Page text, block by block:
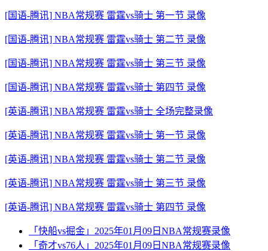
[国语-腾讯] NBA常规赛 雷霆vs骑士 第一节 录像
[国语-腾讯] NBA常规赛 雷霆vs骑士 第二节 录像
[国语-腾讯] NBA常规赛 雷霆vs骑士 第三节 录像
[国语-腾讯] NBA常规赛 雷霆vs骑士 第四节 录像
[英语-腾讯] NBA常规赛 雷霆vs骑士 全场完整录像
[英语-腾讯] NBA常规赛 雷霆vs骑士 第一节 录像
[英语-腾讯] NBA常规赛 雷霆vs骑士 第二节 录像
[英语-腾讯] NBA常规赛 雷霆vs骑士 第三节 录像
[英语-腾讯] NBA常规赛 雷霆vs骑士 第四节 录像
「快船vs掘金」2025年01月09日NBA常规赛录像
「奇才vs76人」2025年01月09日NBA常规赛录像